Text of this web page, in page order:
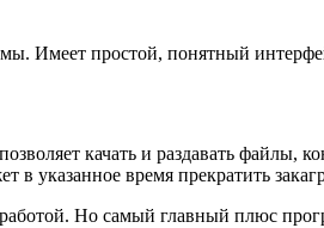
Имеет простой, понятный
качать и раздавать файлы,
в указанное время прекратить
Но самый главный плюс